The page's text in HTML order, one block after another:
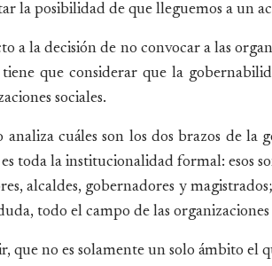
la posibilidad de que lleguemos a un
a la decisión de no convocar a las
tiene que considerar que la
sociales.
analiza cuáles son los dos brazos de
toda la institucionalidad formal: esos
alcaldes, gobernadores y
todo el campo de las
que no es solamente un solo ámbito el